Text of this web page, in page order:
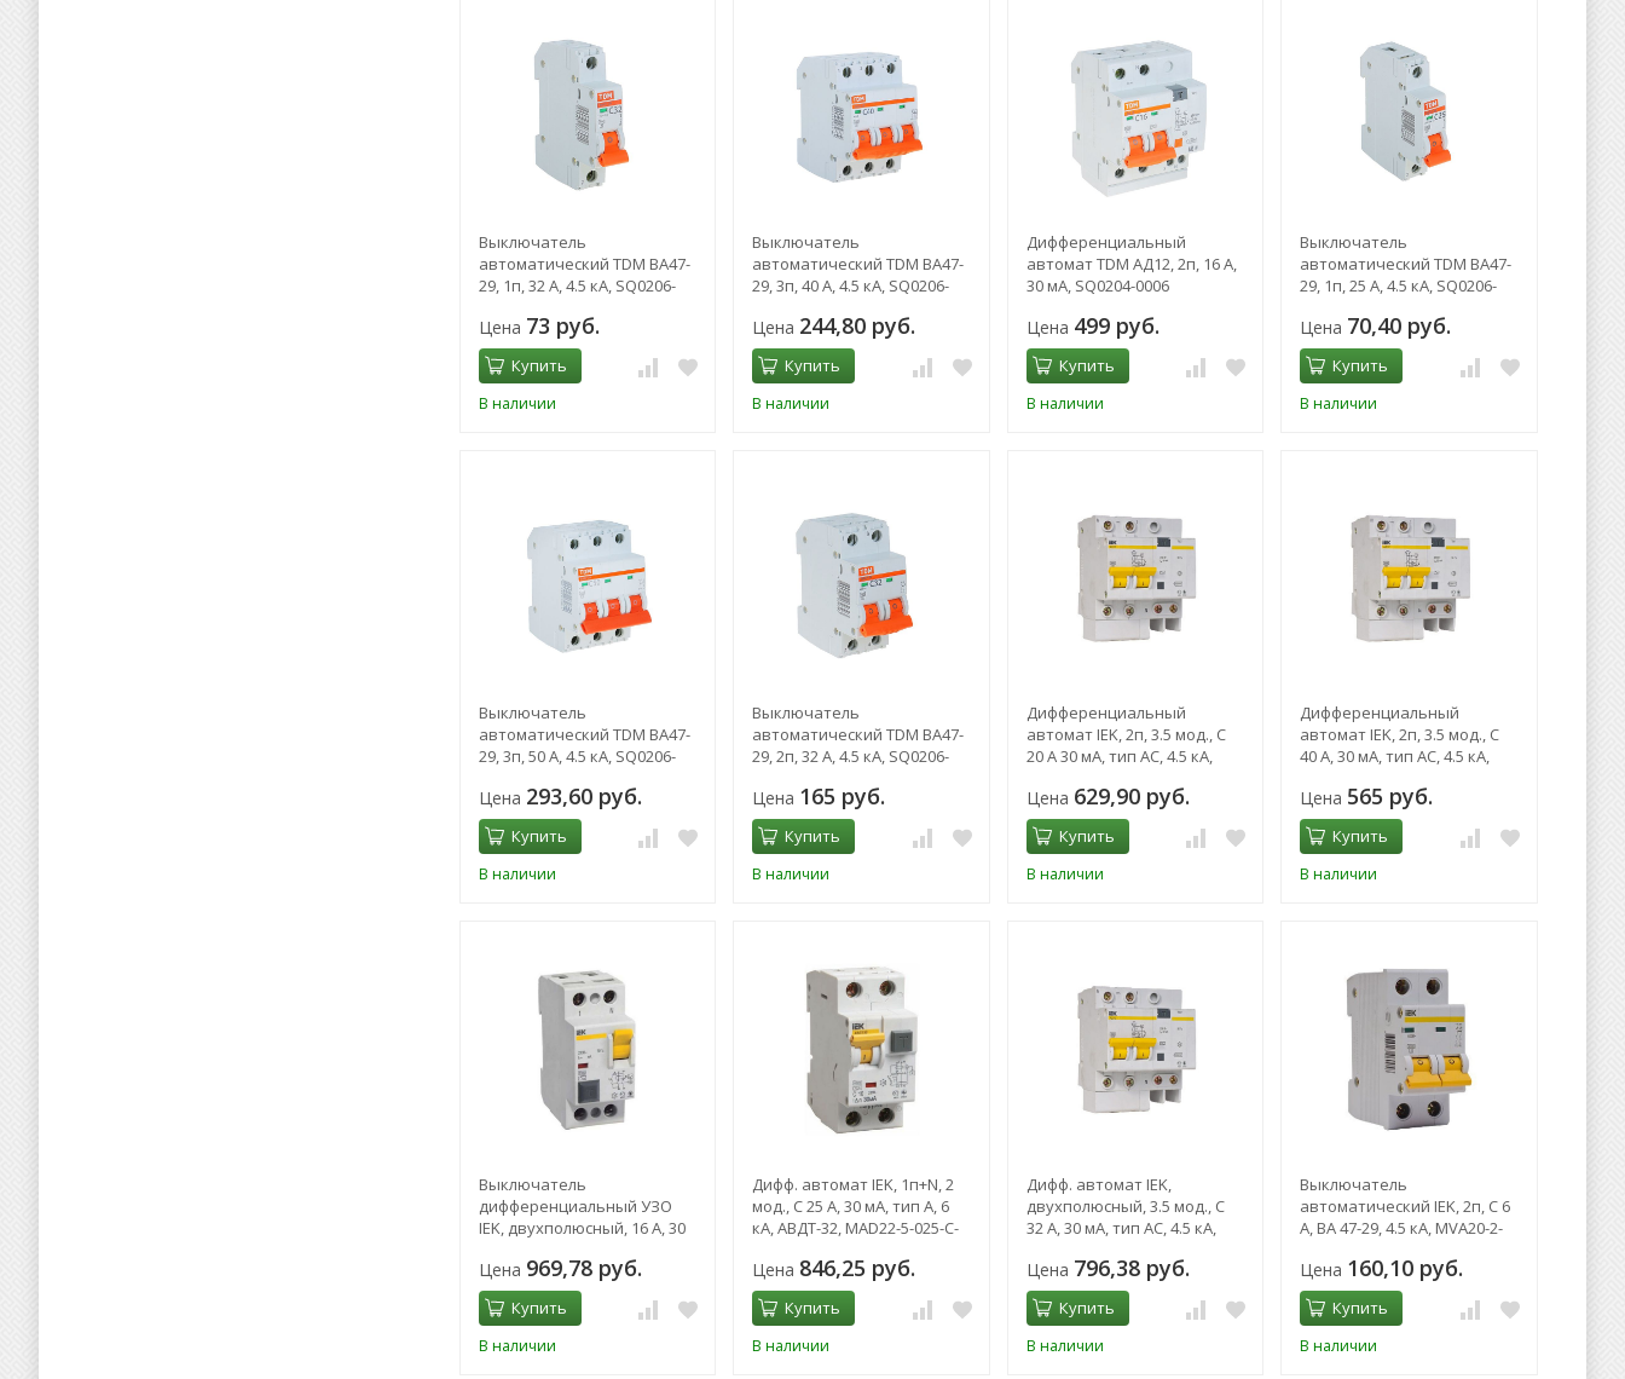
Выключатель
автоматический TDM ВА47-
29, 1п, 32 А, 4.5 кА, SQ0206-
Цена 73 руб.
Купить
В наличии
Выключатель
автоматический TDM ВА47-
29, 3п, 40 А, 4.5 кА, SQ0206-
Цена 244,80 руб.
Купить
В наличии
Дифференциальный
автомат TDM АД12, 2п, 16 А,
30 мА, SQ0204-0006
Цена 499 руб.
Купить
В наличии
Выключатель
автоматический TDM ВА47-
29, 1п, 25 А, 4.5 кА, SQ0206-
Цена 70,40 руб.
Купить
В наличии
Выключатель
автоматический TDM ВА47-
29, 3п, 50 А, 4.5 кА, SQ0206-
Цена 293,60 руб.
Купить
В наличии
Выключатель
автоматический TDM ВА47-
29, 2п, 32 А, 4.5 кА, SQ0206-
Цена 165 руб.
Купить
В наличии
Дифференциальный
автомат IEK, 2п, 3.5 мод., C
20 А 30 мА, тип AC, 4.5 кА,
Цена 629,90 руб.
Купить
В наличии
Дифференциальный
автомат IEK, 2п, 3.5 мод., C
40 А, 30 мА, тип AC, 4.5 кА,
Цена 565 руб.
Купить
В наличии
Выключатель
дифференциальный УЗО
IEK, двухполюсный, 16 A, 30
Цена 969,78 руб.
Купить
В наличии
Дифф. автомат IEK, 1п+N, 2
мод., C 25 А, 30 мА, тип A, 6
кА, АВДТ-32, MAD22-5-025-C-
Цена 846,25 руб.
Купить
В наличии
Дифф. автомат IEK,
двухполюсный, 3.5 мод., C
32 А, 30 мА, тип AC, 4.5 кА,
Цена 796,38 руб.
Купить
В наличии
Выключатель
автоматический IEK, 2п, C 6
А, ВА 47-29, 4.5 кА, MVA20-2-
Цена 160,10 руб.
Купить
В наличии